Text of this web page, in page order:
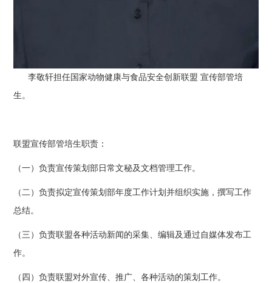
李敬轩担任国家动物健康与食品安全创新联盟 宣传部管培
生。
联盟宣传部管培生职责：
（一）负责宣传策划部日常文秘及文档管理工作。
（二）负责拟定宣传策划部年度工作计划并组织实施，撰写工作
总结。
（三）负责联盟各种活动新闻的采集、编辑及通过自媒体发布工
作。
（四）负责联盟对外宣传、推广、各种活动的策划工作。